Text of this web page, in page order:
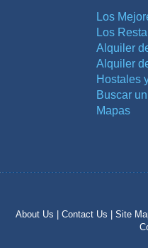
Los
Los
Alquiler
Alquiler
Hostales
Buscar
Mapas
About Us | Contact Us | Site